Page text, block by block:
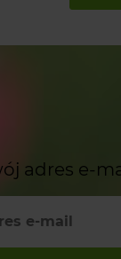
adres e-